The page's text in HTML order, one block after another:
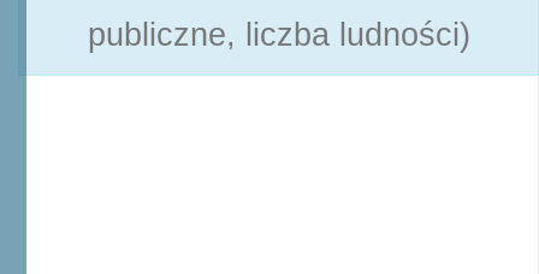
publiczne, liczba ludności)